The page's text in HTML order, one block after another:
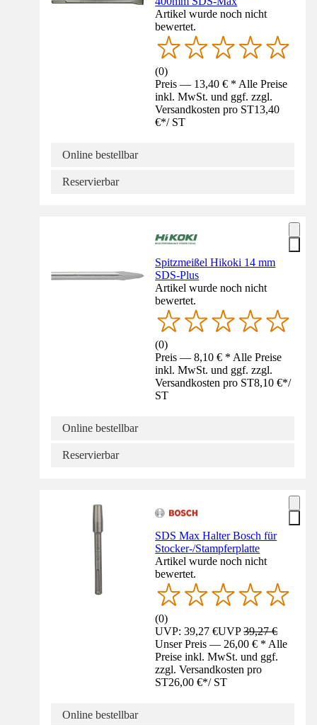
Artikel wurde noch nicht
bewertet.
(0)
Preis — 13,40 € * Alle Preise
inkl. MwSt. und ggf. zzgl.
Versandkosten pro ST13,40
€*/ ST
Online bestellbar
Reservierbar
Spitzmeißel Hikoki 14 mm
SDS-Plus
Artikel wurde noch nicht
bewertet.
(0)
Preis — 8,10 € * Alle Preise
inkl. MwSt. und ggf. zzgl.
Versandkosten pro ST8,10 €*/
ST
Online bestellbar
Reservierbar
SDS Max Halter Bosch für
Stocker-/Stampferplatte
Artikel wurde noch nicht
bewertet.
(0)
UVP: 39,27 €UVP39,27 €
Unser Preis — 26,00 € * Alle
Preise inkl. MwSt. und ggf.
zzgl. Versandkosten pro
ST26,00 €*/ ST
Online bestellbar